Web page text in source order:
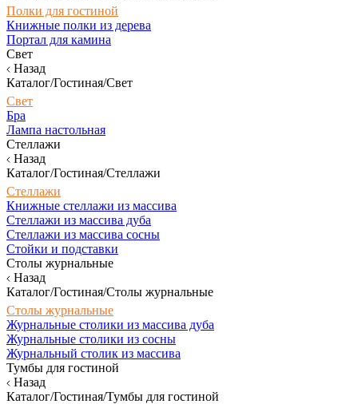
Полки для гостиной
Книжные полки из дерева
Портал для камина
Свет
Назад
Каталог/Гостиная/Свет
Свет
Бра
Лампа настольная
Стеллажи
Назад
Каталог/Гостиная/Стеллажи
Стеллажи
Книжные стеллажи из массива
Стеллажи из массива дуба
Стеллажи из массива сосны
Стойки и подставки
Столы журнальные
Назад
Каталог/Гостиная/Столы журнальные
Столы журнальные
Журнальные столики из массива дуба
Журнальные столики из сосны
Журнальный столик из массива
Тумбы для гостиной
Назад
Каталог/Гостиная/Тумбы для гостиной